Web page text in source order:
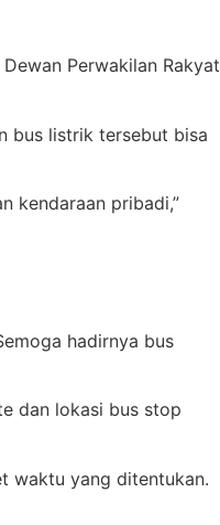
Perwakilan Rakyat
bus listrik tersebut bisa
kendaraan pribadi,”
hadirnya bus
dan lokasi bus stop
waktu yang ditentukan.